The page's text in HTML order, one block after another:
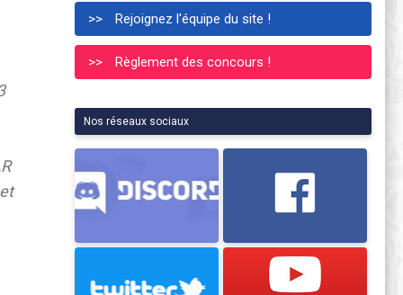
Rejoignez l'équipe du site !
Règlement des concours !
Nos réseaux sociaux